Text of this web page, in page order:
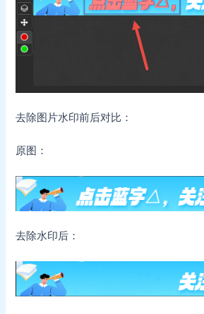
去除图片水印前后对比：
原图：
去除水印后：